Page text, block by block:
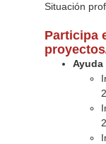
Situación
Participa